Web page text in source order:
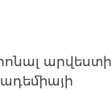
արվեստի